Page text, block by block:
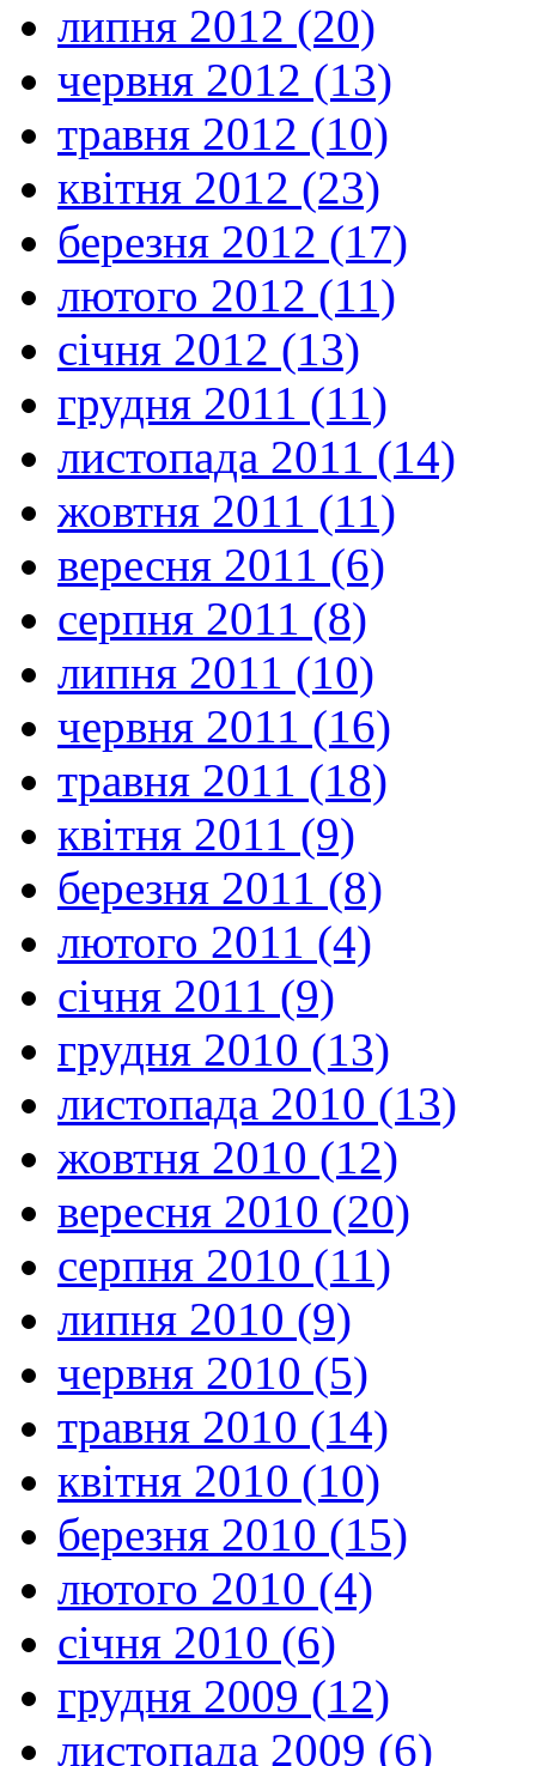
липня 2012 (20)
червня 2012 (13)
травня 2012 (10)
квітня 2012 (23)
березня 2012 (17)
лютого 2012 (11)
січня 2012 (13)
грудня 2011 (11)
листопада 2011 (14)
жовтня 2011 (11)
вересня 2011 (6)
серпня 2011 (8)
липня 2011 (10)
червня 2011 (16)
травня 2011 (18)
квітня 2011 (9)
березня 2011 (8)
лютого 2011 (4)
січня 2011 (9)
грудня 2010 (13)
листопада 2010 (13)
жовтня 2010 (12)
вересня 2010 (20)
серпня 2010 (11)
липня 2010 (9)
червня 2010 (5)
травня 2010 (14)
квітня 2010 (10)
березня 2010 (15)
лютого 2010 (4)
січня 2010 (6)
грудня 2009 (12)
листопада 2009 (6)